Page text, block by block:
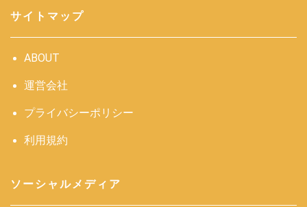
サイトマップ
ABOUT
運営会社
プライバシーポリシー
利用規約
ソーシャルメディア